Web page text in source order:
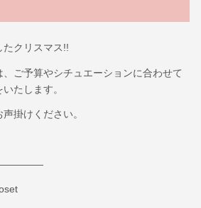
たクリスマス!!
ご予算やシチュエーションに合わせて
たします。
掛けください。